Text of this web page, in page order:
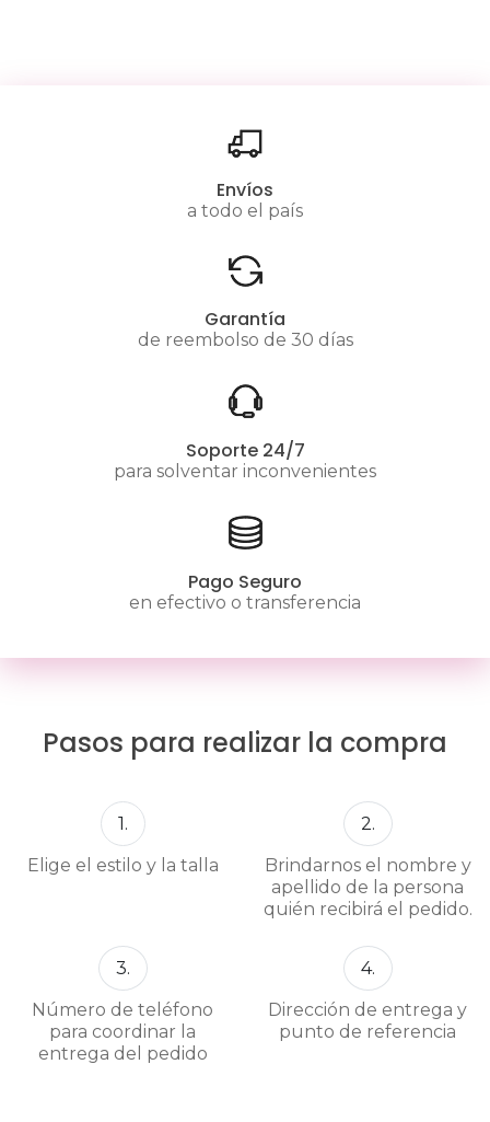
Envíos
a todo el país
Garantía
de reembolso de 30 días
Soporte 24/7
para solventar inconvenientes
Pago Seguro
en efectivo o transferencia
Pasos para realizar la compra
1.
Elige el estilo y la talla
2.
Brindarnos el nombre y
apellido de la persona
quién recibirá el pedido.
3.
Número de teléfono
para coordinar la
entrega del pedido
4.
Dirección de entrega y
punto de referencia